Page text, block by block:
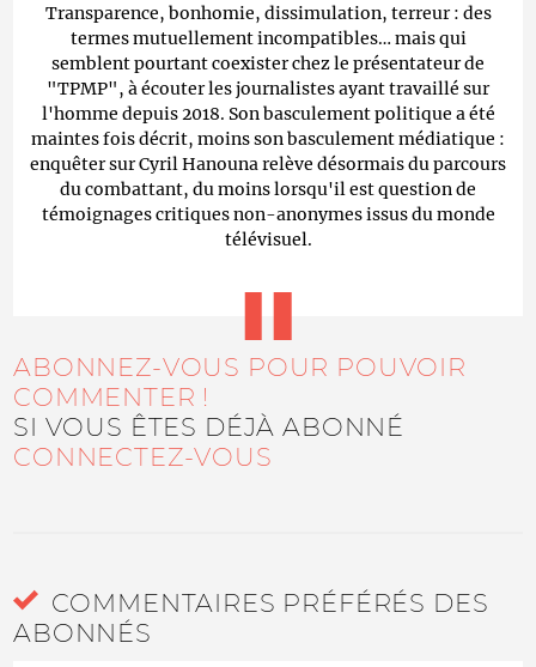
Transparence, bonhomie, dissimulation, terreur : des
termes mutuellement incompatibles… mais qui
semblent pourtant coexister chez le présentateur de
"TPMP", à écouter les journalistes ayant travaillé sur
l'homme depuis 2018. Son basculement politique a été
maintes fois décrit, moins son basculement médiatique :
enquêter sur Cyril Hanouna relève désormais du parcours
du combattant, du moins lorsqu'il est question de
témoignages critiques non-anonymes issus du monde
télévisuel.
ABONNEZ-VOUS POUR POUVOIR
COMMENTER !
SI VOUS ÊTES DÉJÀ ABONNÉ
CONNECTEZ-VOUS
COMMENTAIRES PRÉFÉRÉS DES
ABONNÉS